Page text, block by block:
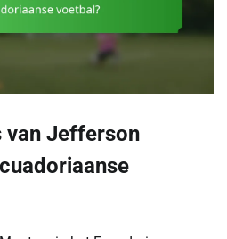
van Jefferson